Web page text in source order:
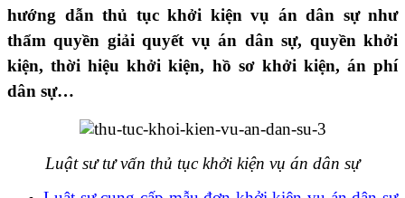
hướng dẫn thủ tục khởi kiện vụ án dân sự như
thẩm quyền giải quyết vụ án dân sự, quyền khởi
kiện, thời hiệu khởi kiện, hồ sơ khởi kiện, án phí
dân sự…
Luật sư tư vấn thủ tục khởi kiện vụ án dân sự